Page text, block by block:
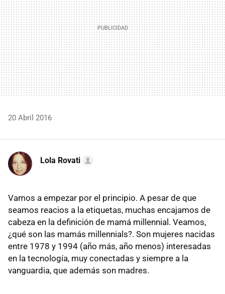
20 Abril 2016
Lola Rovati
Vamos a empezar por el principio. A pesar de que
seamos reacios a la etiquetas, muchas encajamos de
cabeza en la definición de mamá millennial. Veamos,
¿qué son las mamás millennials?. Son mujeres nacidas
entre 1978 y 1994 (año más, año menos) interesadas
en la tecnología, muy conectadas y siempre a la
vanguardia, que además son madres.